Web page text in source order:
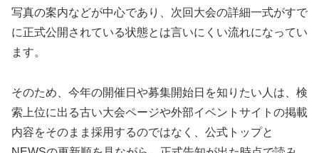
写真の案内などが中心であり、次回大会の詳細一式がすで
に正式公開されている状態とは言いにくい流れになってい
ます。
そのため、今年の開催日や募集開始日を知りたい人は、検
索上位に出る古い大会ページや外部イベントサイトの掲載
内容をそのまま採用するのではなく、公式トップと